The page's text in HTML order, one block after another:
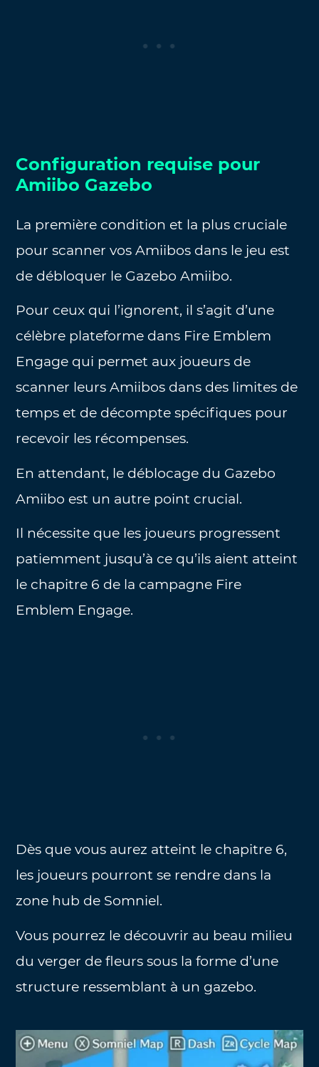
Configuration requise pour
Amiibo Gazebo
La première condition et la plus cruciale
pour scanner vos Amiibos dans le jeu est
de débloquer le Gazebo Amiibo.
Pour ceux qui l’ignorent, il s’agit d’une
célèbre plateforme dans Fire Emblem
Engage qui permet aux joueurs de
scanner leurs Amiibos dans des limites de
temps et de décompte spécifiques pour
recevoir les récompenses.
En attendant, le déblocage du Gazebo
Amiibo est un autre point crucial.
Il nécessite que les joueurs progressent
patiemment jusqu’à ce qu’ils aient atteint
le chapitre 6 de la campagne Fire
Emblem Engage.
Dès que vous aurez atteint le chapitre 6,
les joueurs pourront se rendre dans la
zone hub de Somniel.
Vous pourrez le découvrir au beau milieu
du verger de fleurs sous la forme d’une
structure ressemblant à un gazebo.